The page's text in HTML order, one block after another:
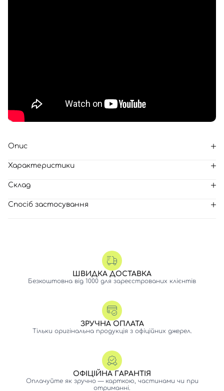
Опис
Характеристики
Склад
Спосіб застосування
ШВИДКА ДОСТАВКА
Безкоштовна від 1000 для зареєстрованих клієнтів
ЗРУЧНА ОПЛАТА
Тільки оригінальна продукція з офіційних джерел.
ОФІЦІЙНА ГАРАНТІЯ
Оплачуйте як зручно — карткою, частинами чи при
отриманні.
Вхід Реєстрація